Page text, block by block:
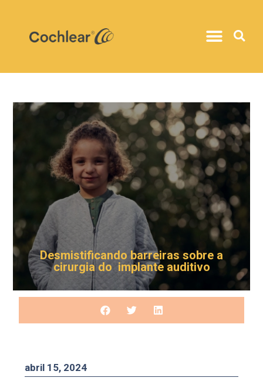
Desmistificando barreiras sobre a
cirurgia do implante auditivo
abril 15, 2024